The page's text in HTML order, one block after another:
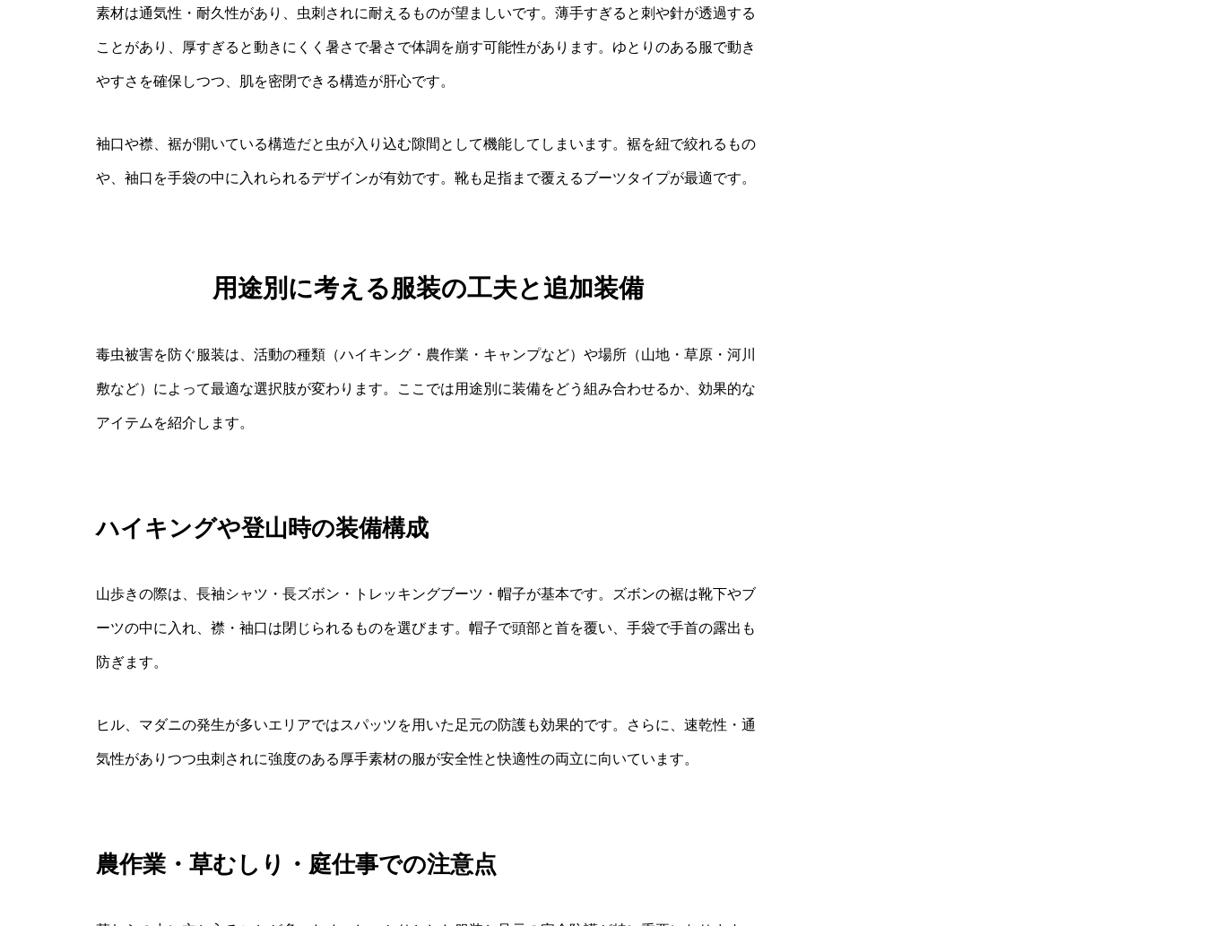
素材は通気性・耐久性があり、虫刺されに耐えるものが望ましいです。薄手すぎると刺や針が透過する
ことがあり、厚すぎると動きにくく暑さで暑さで体調を崩す可能性があります。ゆとりのある服で動き
やすさを確保しつつ、肌を密閉できる構造が肝心です。
袖口や襟、裾が開いている構造だと虫が入り込む隙間として機能してしまいます。裾を紐で絞れるもの
や、袖口を手袋の中に入れられるデザインが有効です。靴も足指まで覆えるブーツタイプが最適です。
用途別に考える服装の工夫と追加装備
毒虫被害を防ぐ服装は、活動の種類（ハイキング・農作業・キャンプなど）や場所（山地・草原・河川
敷など）によって最適な選択肢が変わります。ここでは用途別に装備をどう組み合わせるか、効果的な
アイテムを紹介します。
ハイキングや登山時の装備構成
山歩きの際は、長袖シャツ・長ズボン・トレッキングブーツ・帽子が基本です。ズボンの裾は靴下やブ
ーツの中に入れ、襟・袖口は閉じられるものを選びます。帽子で頭部と首を覆い、手袋で手首の露出も
防ぎます。
ヒル、マダニの発生が多いエリアではスパッツを用いた足元の防護も効果的です。さらに、速乾性・通
気性がありつつ虫刺されに強度のある厚手素材の服が安全性と快適性の両立に向いています。
農作業・草むしり・庭仕事での注意点